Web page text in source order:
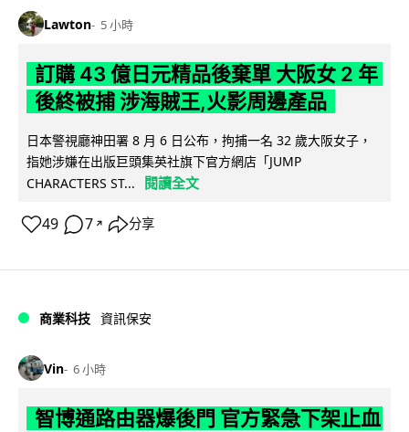
Lawton 5 小時
訂購 43 億日元精品後棄單 大阪女 2 年
後終被捕 涉海賊王,火影周邊產品
日本警視廳神田署 8 月 6 日公布，拘捕一名 32 歲大阪女子，
指她涉嫌在出版巨頭集英社旗下官方網店「JUMP
CHARACTERS ST...
閱讀全文
49 7 ↗ 分享
商業科技 資訊保安
Vin 6 小時
智博通路由器爆後門 官方緊急下架止血